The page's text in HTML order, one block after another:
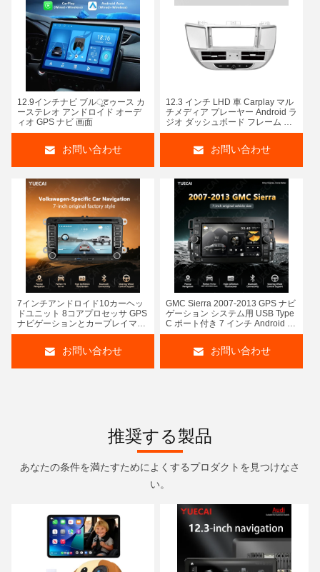
12.9インチナビ ブルूटゥース カ
ーステレオ アンドロイド オーデ
ィオ GPS ナビ 画面
お問い合わせ
12.3 インチ LHD 車 Carplay マル
チメディア プレーヤー Android ラ
ジオ ダッシュボード フレーム ヒ
ュンダイ ツーソン 2015
お問い合わせ
7インチアンドロイド10カーヘッ
ドユニット 8コアプロセッサ GPS
ナビゲーションとカープレイマル
チメディアプレーヤーで装備
お問い合わせ
GMC Sierra 2007-2013 GPS ナビ
ゲーション システム用 USB Type
C ポート付き 7 インチ Android ヘ
ッドユニット
お問い合わせ
推奨する製品
あなたの条件を満たすためによくするプロダクトを見つけなさ
い。